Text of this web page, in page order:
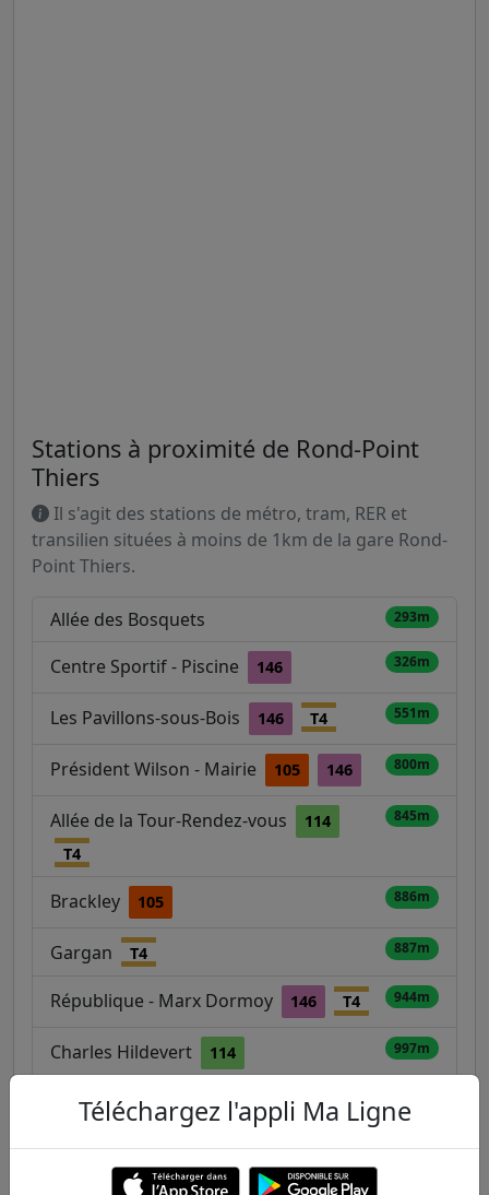
Stations à proximité de Rond-Point
Thiers
Il s'agit des stations de métro, tram, RER et
transilien situées à moins de 1km de la gare Rond-
Point Thiers.
Allée des Bosquets 293m
Centre Sportif - Piscine 146 326m
Les Pavillons-sous-Bois 146 T4 551m
Président Wilson - Mairie 105 146 800m
Allée de la Tour-Rendez-vous
114
T4
845m
Brackley 105 886m
Gargan T4 887m
République - Marx Dormoy 146 T4 944m
Charles Hildevert 114 997m
Autres lignes
Téléchargez l'appli Ma Ligne